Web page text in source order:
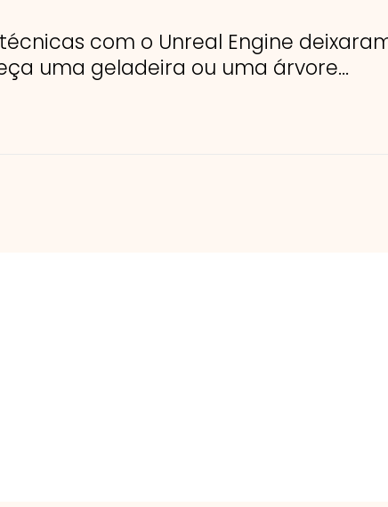
com o Unreal Engine
uma geladeira ou uma árvore...